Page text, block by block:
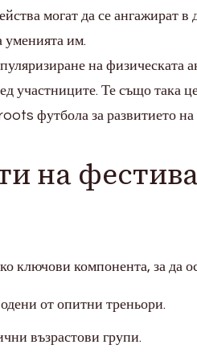
могат да се ангажират в
уменията им.
на физическата
участниците. Те също така
футбола за развитието
на
ключови компонента, за да
от опитни треньори.
възрастови групи.